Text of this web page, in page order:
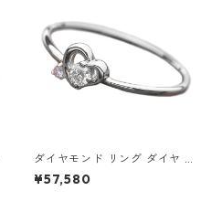
ダイヤモンド リング ダイヤ ア
イスブルーダイヤ 合計0.06ct
9号 プラチナ Pt950 ハートモ
¥57,580